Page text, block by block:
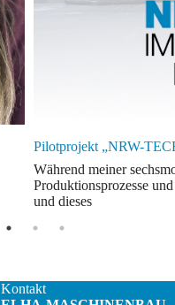
Pilotprojekt „NRW-
Während meiner
Produktionsprozesse
und dieses
Kontakt